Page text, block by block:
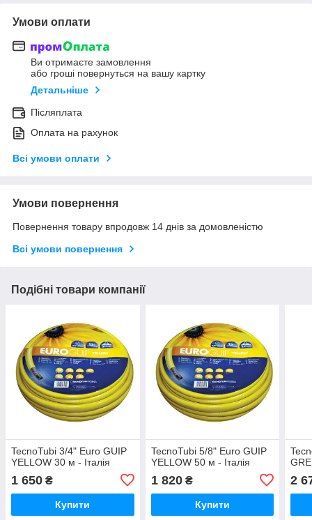
Умови оплати
Ви отримаєте замовлення
або гроші повернуться на вашу картку
Детальніше
Післяплата
Оплата на рахунок
Всі умови оплати
Умови повернення
Повернення товару впродовж 14 днів за домовленістю
Всі умови повернення
Подібні товари компанії
TecnoTubi 3/4" Euro GUIP
YELLOW 30 м - Італія
1 650 ₴
Купити
TecnoTubi 5/8" Euro GUIP
YELLOW 50 м - Італія
1 820₴
Купити
2